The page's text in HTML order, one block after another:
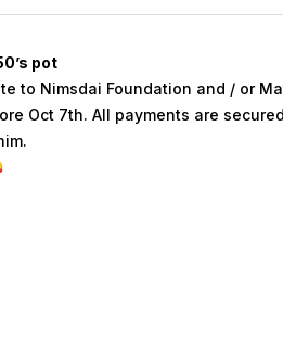
pot
to Nimsdai Foundation and / or
Oct 7th. All payments are